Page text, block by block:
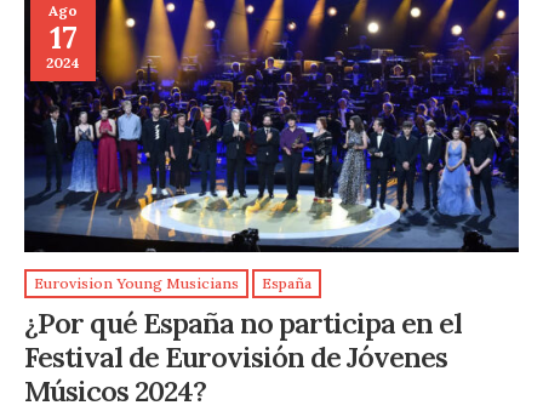
Ago
17
2024
Eurovision Young Musicians España
¿Por qué España no participa en el
Festival de Eurovisión de Jóvenes
Músicos 2024?